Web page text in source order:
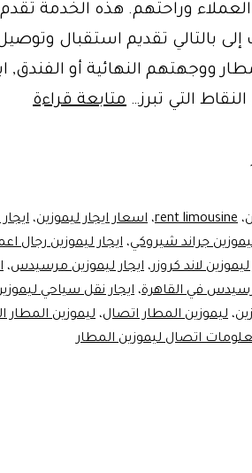
العملاء وراحتهم. هذه الخدمة
إلى بالتالي تقديم استقبال
ووجهتهم النهائية أو الفندق,
التي تبرز… متابعة قراءة
، rent limousine، اسعار ايجار ليموزين،
جراند شيروكي، ايجار ليموزين رجال
ليموزين لاند كروزر، ايجار ليموزين مرسيدس،
في القاهرة، ايجار نقل سياحي
، ليموزين المطار اتصال، ليموزين
اتصال ليموزين المطار